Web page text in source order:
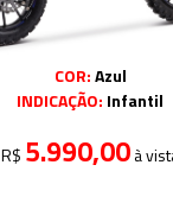
COR:Azul
INDICAÇÃO: Infantil
R$ 5.990,00à